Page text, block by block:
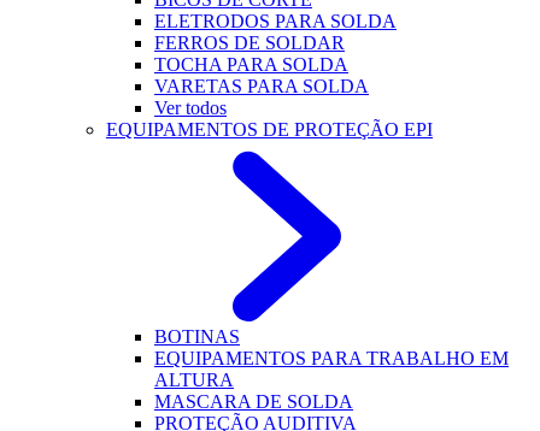
ELETRODOS PARA SOLDA
FERROS DE SOLDAR
TOCHA PARA SOLDA
VARETAS PARA SOLDA
Ver todos
EQUIPAMENTOS DE PROTEÇÃO EPI
BOTINAS
EQUIPAMENTOS PARA TRABALHO EM
ALTURA
MASCARA DE SOLDA
PROTEÇÃO AUDITIVA